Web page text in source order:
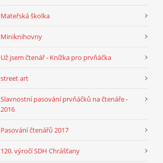
Mateřská školka
Miniknihovny
Už jsem čtenář - Knížka pro prvňáčka
street art
Slavnostní pasování prvňáčků na čtenáře -
2016
Pasování čtenářů 2017
120. výročí SDH Chrášťany